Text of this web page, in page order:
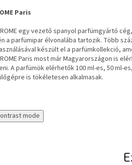
Paris
egy vezető spanyol parfümgyártó
a parfümipar élvonalába tartozik. Több
készült el a parfümkollekció,
Paris most már Magyarországon is
A parfümök elérhetők 100 ml-es, 50 ml-
is tökéletesen alkalmasak.
mode